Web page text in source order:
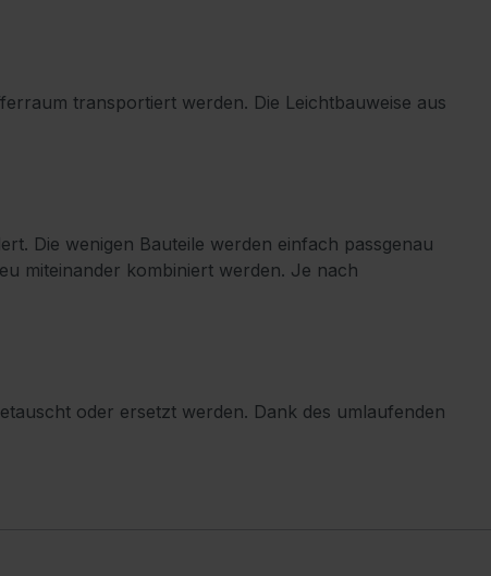
transportiert werden. Die Leichtbauweise aus
Die wenigen Bauteile werden einfach passgenau
miteinander kombiniert werden. Je nach
oder ersetzt werden. Dank des umlaufenden